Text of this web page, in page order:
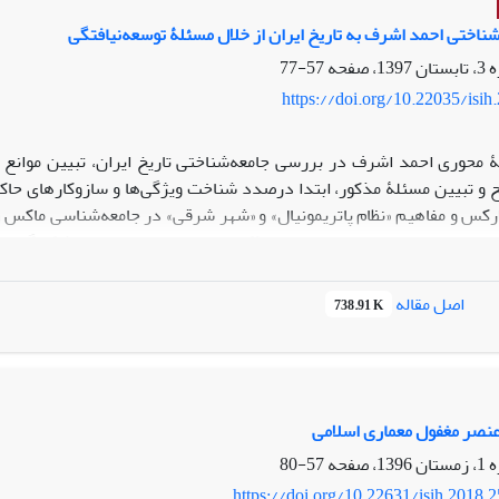
احمد اشرف به تاریخ ایران از خلال مسئلۀ توسعه‌نیافتگی
57-77
https://doi.org/10.22035/
محوری احمد اشرف در بررسی جامعه‌شناختی تاریخ ایران، تبیین
و تبیین مسئلۀ مذکور، ابتدا درصدد شناخت ویژگی‌ها و سازوکارهای
و مفاهیم «نظام پاتریمونیال» و «شهر شرقی» در جامعه‌شناسی ماکس
بعدی بر اساس مقدمات تحلیلی مذکور، به تبیین موانع تاریخی شکل‌گیری
گفتمان قائل به اصالت الگوی توسعه بر اساس نقش‌آفرینی طبقۀ
تاریخی توسعۀ جامعۀ ایرانی در سه سطح به‌هم پیوستۀ سیاسی،
در عرصۀ سیاسی، پیوستگی‌های اجتماعات عشایری، روستایی و جامعۀ
اقتصادی، ازجمله عواملی است که اشرف به‌عنوان موانع تاریخی
اصل مقاله 738.91 K
مغفول معماری اسلامی
57-80